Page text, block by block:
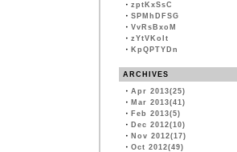
・ zptKxSsC
・ SPMhDFSG
・ VvRsBxoM
・ zYtVKoIt
・ KpQPTYDn
ARCHIVES
・ Apr 2013(25)
・ Mar 2013(41)
・ Feb 2013(5)
・ Dec 2012(10)
・ Nov 2012(17)
・ Oct 2012(49)